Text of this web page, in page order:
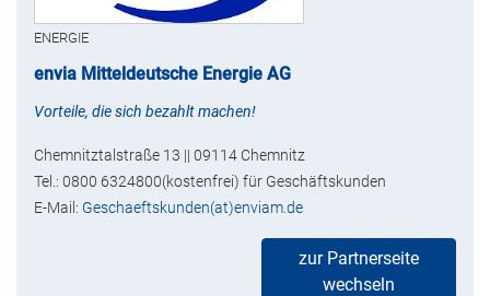
ENERGIE
envia Mitteldeutsche Energie AG
Vorteile, die sich bezahlt machen!
Chemnitztalstraße 13 || 09114 Chemnitz
Tel.: 0800 6324800(kostenfrei) für Geschäftskunden
E-Mail: Geschaeftskunden(at)enviam.de
zur Partnerseite
wechseln